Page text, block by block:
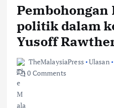
Pembohongan
politik dalam
Yusoff
TheMalaysiaPress Ulasan
0 Comments